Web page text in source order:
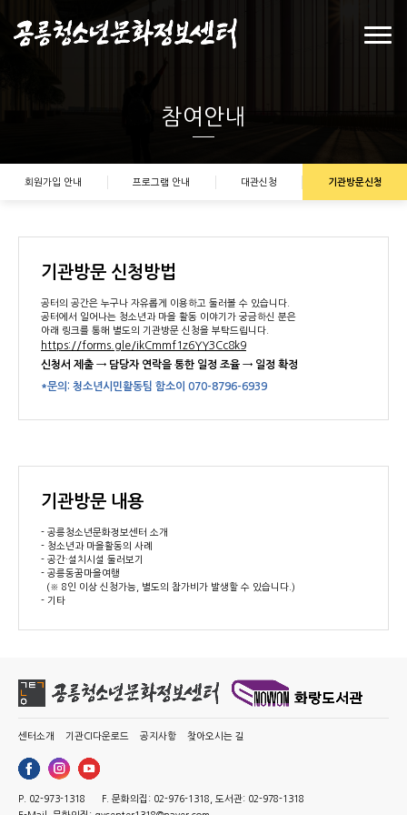
참여안내
회원가입 안내 프로그램 안내 대관신청 기관방문신청
기관방문 신청방법
공터의 공간은 누구나 자유롭게 이용하고 둘러볼 수 있습니다.
공터에서 일어나는 청소년과 마을 활동 이야기가 궁금하신 분은
아래 링크를 통해 별도의 기관방문 신청을 부탁드립니다.
https://forms.gle/ikCmmf1z6YY3Cc8k9
신청서 제출 → 담당자 연락을 통한 일정 조율 → 일정 확정
*문의: 청소년시민활동팀 함소이 070-8796-6939
기관방문 내용
- 공릉청소년문화정보센터 소개
- 청소년과 마을활동의 사례
- 공간·설치시설 둘러보기
- 공릉동꿈마을여행
(※ 8인 이상 신청가능, 별도의 참가비가 발생할 수 있습니다.)
- 기타
센터소개 기관CI다운로드 공지사항 찾아오시는 길
P. 02-973-1318
F. 문화의집: 02-976-1318, 도서관: 02-978-1318